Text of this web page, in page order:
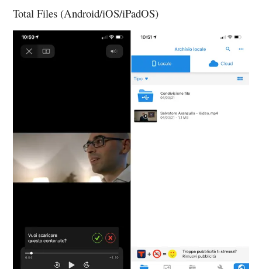
Total Files (Android/iOS/iPadOS)